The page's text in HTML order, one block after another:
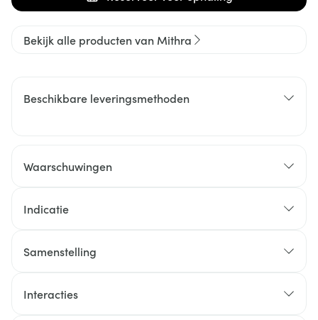
Bekijk alle producten van Mithra
Beschikbare leveringsmethoden
Waarschuwingen
Indicatie
Samenstelling
Interacties